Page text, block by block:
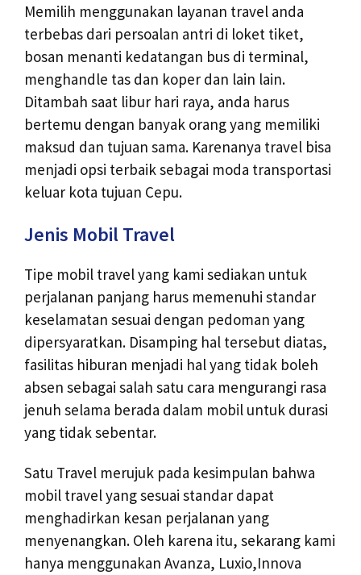
Memilih menggunakan layanan travel anda
terbebas dari persoalan antri di loket tiket,
bosan menanti kedatangan bus di terminal,
menghandle tas dan koper dan lain lain.
Ditambah saat libur hari raya, anda harus
bertemu dengan banyak orang yang memiliki
maksud dan tujuan sama. Karenanya travel bisa
menjadi opsi terbaik sebagai moda transportasi
keluar kota tujuan Cepu.
Jenis Mobil Travel
Tipe mobil travel yang kami sediakan untuk
perjalanan panjang harus memenuhi standar
keselamatan sesuai dengan pedoman yang
dipersyaratkan. Disamping hal tersebut diatas,
fasilitas hiburan menjadi hal yang tidak boleh
absen sebagai salah satu cara mengurangi rasa
jenuh selama berada dalam mobil untuk durasi
yang tidak sebentar.
Satu Travel merujuk pada kesimpulan bahwa
mobil travel yang sesuai standar dapat
menghadirkan kesan perjalanan yang
menyenangkan. Oleh karena itu, sekarang kami
hanya menggunakan Avanza, Luxio,Innova